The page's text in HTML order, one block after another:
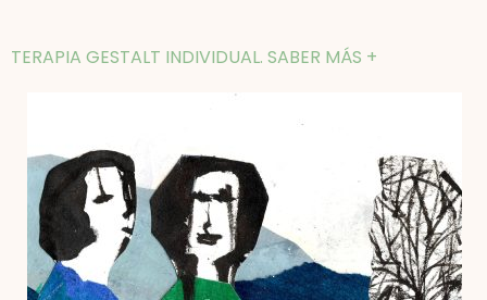
TERAPIA GESTALT INDIVIDUAL. SABER MÁS +